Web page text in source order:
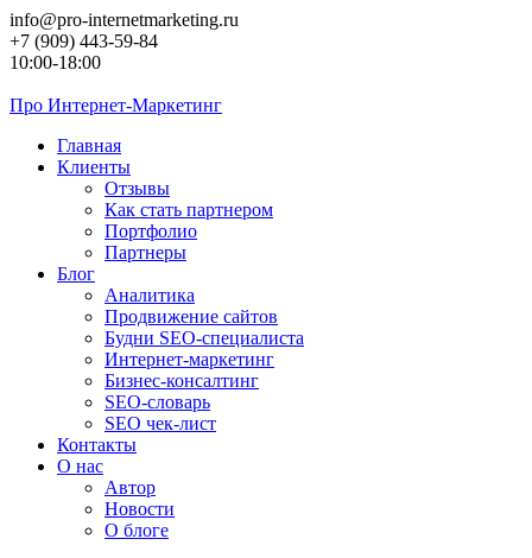
Перейти
к
контенту
info@pro-internetmarketing.ru
+7 (909) 443-59-84
10:00-18:00
Про Интернет-Маркетинг
Главная
Клиенты
Отзывы
Как стать партнером
Портфолио
Партнеры
Блог
Аналитика
Продвижение сайтов
Будни SEO-специалиста
Интернет-маркетинг
Бизнес-консалтинг
SEO-словарь
SEO чек-лист
Контакты
О нас
Автор
Новости
О блоге